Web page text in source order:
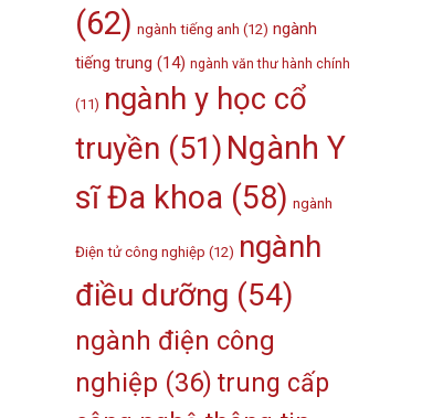
(62) ngành tiếng anh (12) ngành
tiếng trung (14) ngành văn thư hành chính
(11) ngành y học cổ
truyền (51) Ngành Y
sĩ Đa khoa (58) ngành
Điện tử công nghiệp (12) ngành
điều dưỡng (54)
ngành điện công
nghiệp (36) trung cấp